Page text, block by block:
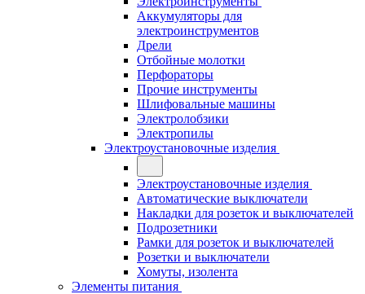
Аккумуляторы для
электроинструментов
Дрели
Отбойные молотки
Перфораторы
Прочие инструменты
Шлифовальные машины
Электролобзики
Электропилы
Электроустановочные изделия
Электроустановочные изделия
Автоматические выключатели
Накладки для розеток и выключателей
Подрозетники
Рамки для розеток и выключателей
Розетки и выключатели
Хомуты, изолента
Элементы питания